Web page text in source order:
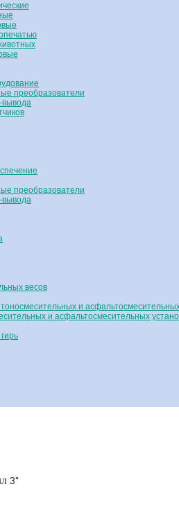
преобразователи
вывода
преобразователи
вывода
весов
и
и асфальтосмесительных
3"